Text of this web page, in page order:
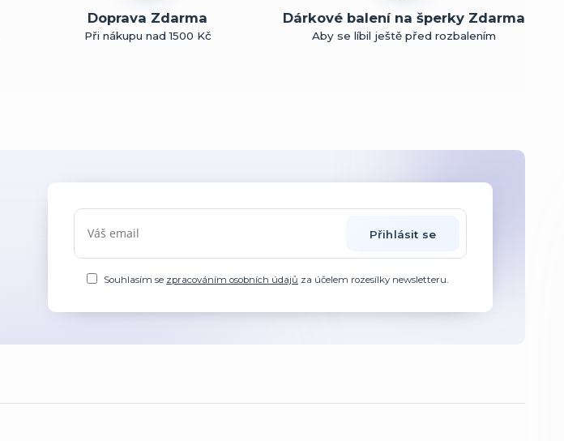
Doprava Zdarma
Při nákupu nad 1500 Kč
Dárkové balení na šperky Zdarma
Aby se líbil ještě před rozbalením
Přihlásit se
Souhlasím se zpracováním osobních údajů za účelem rozesílky newsletteru.